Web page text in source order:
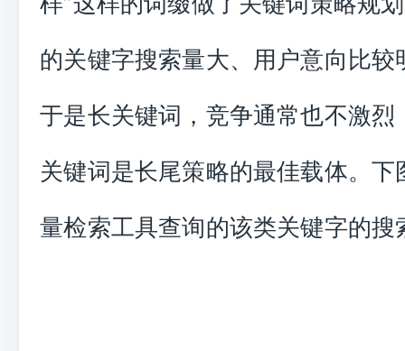
的关键字搜索量大、用户意向比较
于是长关键词，竞争通常也不激烈
关键词是长尾策略的最佳载体。下
量检索工具查询的该类关键字的搜